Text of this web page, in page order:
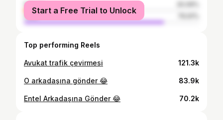
female
male
Start a Free Trial to Unlock
Top performing Reels
Avukat trafik çevirmesi 121.3k
O arkadaşına gönder 😂 83.9k
Entel Arkadaşına Gönder 😂 70.2k